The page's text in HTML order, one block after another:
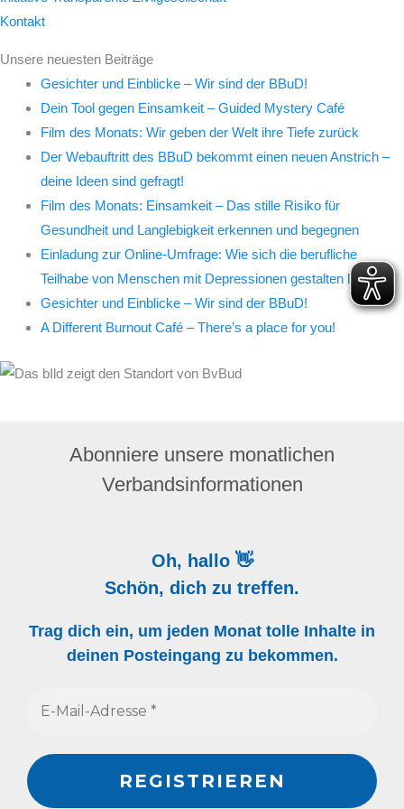
Kontakt
Unsere neuesten Beiträge
Gesichter und Einblicke – Wir sind der BBuD!
Dein Tool gegen Einsamkeit – Guided Mystery Café
Film des Monats: Wir geben der Welt ihre Tiefe zurück
Der Webauftritt des BBuD bekommt einen neuen Anstrich –
deine Ideen sind gefragt!
Film des Monats: Einsamkeit – Das stille Risiko für
Gesundheit und Langlebigkeit erkennen und begegnen
Einladung zur Online-Umfrage: Wie sich die berufliche
Teilhabe von Menschen mit Depressionen gestalten lässt
Gesichter und Einblicke – Wir sind der BBuD!
A Different Burnout Café – There’s a place for you!
Abonniere unsere monatlichen
Verbandsinformationen
Oh, hallo 👋
Schön, dich zu treffen.
Trag dich ein, um jeden Monat tolle Inhalte in
deinen Posteingang zu bekommen.